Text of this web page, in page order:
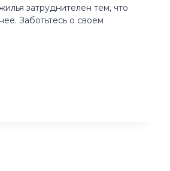
затруднителен тем, что
Заботьтесь о своем